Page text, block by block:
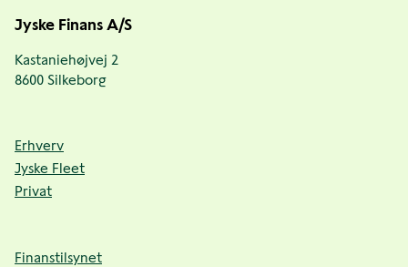
Jyske Finans A/S
Kastaniehøjvej 2
8600 Silkeborg
Erhverv
Jyske Fleet
Privat
Finanstilsynet